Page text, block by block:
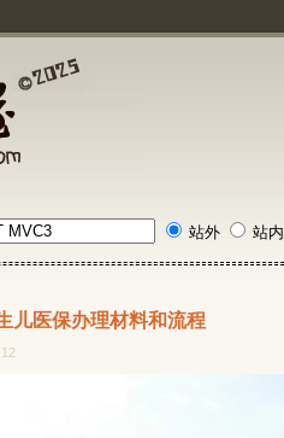
站外 站内
儿医保办理材料和流程